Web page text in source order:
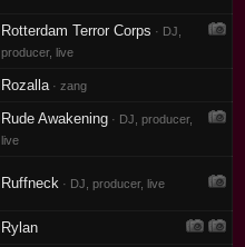
Rotterdam Terror Corps · DJ,
producer, live
Rozalla · zang
Rude Awakening · DJ, producer,
live
Ruffneck · DJ, producer, live
Rylan